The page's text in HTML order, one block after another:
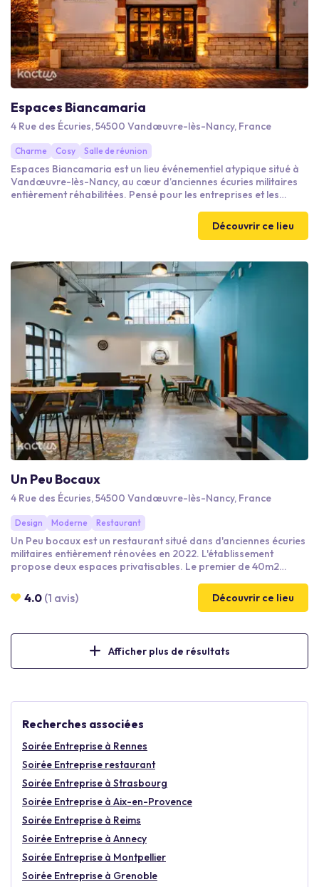
Recherches associées
Soirée Entreprise à Rennes
Soirée Entreprise restaurant
Soirée Entreprise à Strasbourg
Soirée Entreprise à Aix-en-Provence
Soirée Entreprise à Reims
Soirée Entreprise à Annecy
Soirée Entreprise à Montpellier
Soirée Entreprise à Grenoble
Espaces Biancamaria
4 Rue des Écuries, 54500 Vandœuvre-lès-Nancy, France
Charme Cosy Salle de réunion
Espaces Biancamaria est un lieu événementiel atypique situé à
Vandœuvre-lès-Nancy, au cœur d’anciennes écuries militaires
entièrement réhabilitées. Pensé pour les entreprises et les
événements privés dans un cadre moderne, lumineux et
convivial, avec des espaces modulables et entièrement équipés.
Découvrir ce lieu
Un Peu Bocaux
4 Rue des Écuries, 54500 Vandœuvre-lès-Nancy, France
Design Moderne Restaurant
Un Peu bocaux est un restaurant situé dans d'anciennes écuries
militaires entièrement rénovées en 2022. L'établissement
propose deux espaces privatisables. Le premier de 40m2
100m2 jusque 70 personnes en configuration théâtre.
4.0 (1 avis) Découvrir ce lieu
Afficher plus de résultats